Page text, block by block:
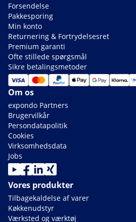
Forsendelse
Pakkesporing
Min konto
Returnering & Fortrydelsesret
Premium garanti
Ofte stillede spørgsmål
Sikre betalingsmetoder
Om os
expondo Partners
Brugervilkår
Persondatapolitik
Cookies
Virksomhedsdata
Jobs
Vores produkter
Tilbagekaldelse af varer
Køkkenudstyr
Værksted og værktøj